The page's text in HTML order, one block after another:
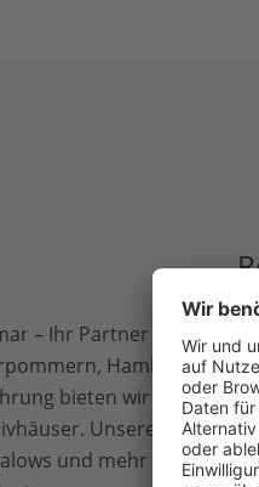
– Ihr Partner für
Hamburg und
bieten wir Ihnen
Unsere Projekte
und mehr – stets